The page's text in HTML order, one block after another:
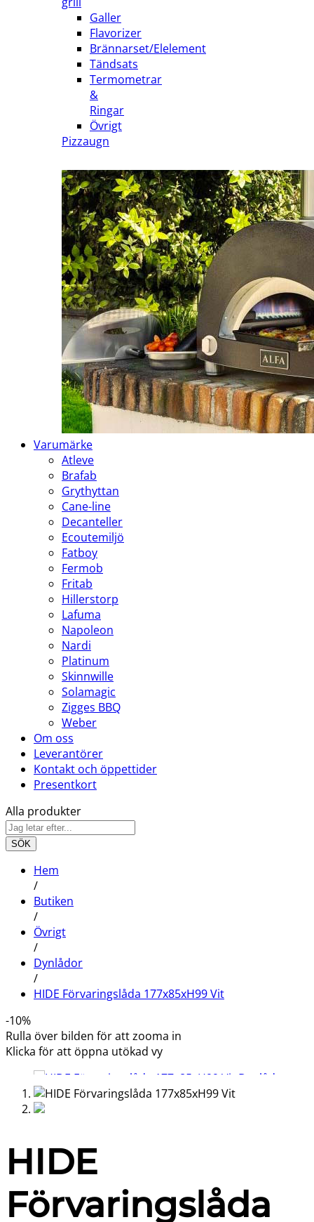
Galler
Flavorizer
Brännarset/Elelement
Tändsats
Termometrar
&
Ringar
Övrigt
Pizzaugn
Varumärke
Atleve
Brafab
Grythyttan
Cane-line
Decanteller
Ecoutemiljö
Fatboy
Fermob
Fritab
Hillerstorp
Lafuma
Napoleon
Nardi
Platinum
Skinnwille
Solamagic
Zigges BBQ
Weber
Om oss
Leverantörer
Kontakt och öppettider
Presentkort
Alla produkter
SÖK
Hem
/
Butiken
/
Övrigt
/
Dynlådor
/
HIDE Förvaringslåda 177x85xH99 Vit
-10%
Rulla över bilden för att zooma in
Klicka för att öppna utökad vy
HIDE
Förvaringslåda